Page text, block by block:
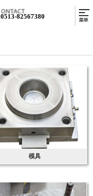
0513-82567380
模具